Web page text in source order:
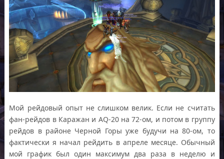
Мой рейдовый опыт не слишком велик. Если не считать
фан-рейдов в Каражан и AQ-20 на 72-ом, и потом в группу
рейдов в районе Черной Горы уже будучи на 80-ом, то
фактически я начал рейдить в апреле месяце. Обычный
мой график был один максимум два раза в неделю и